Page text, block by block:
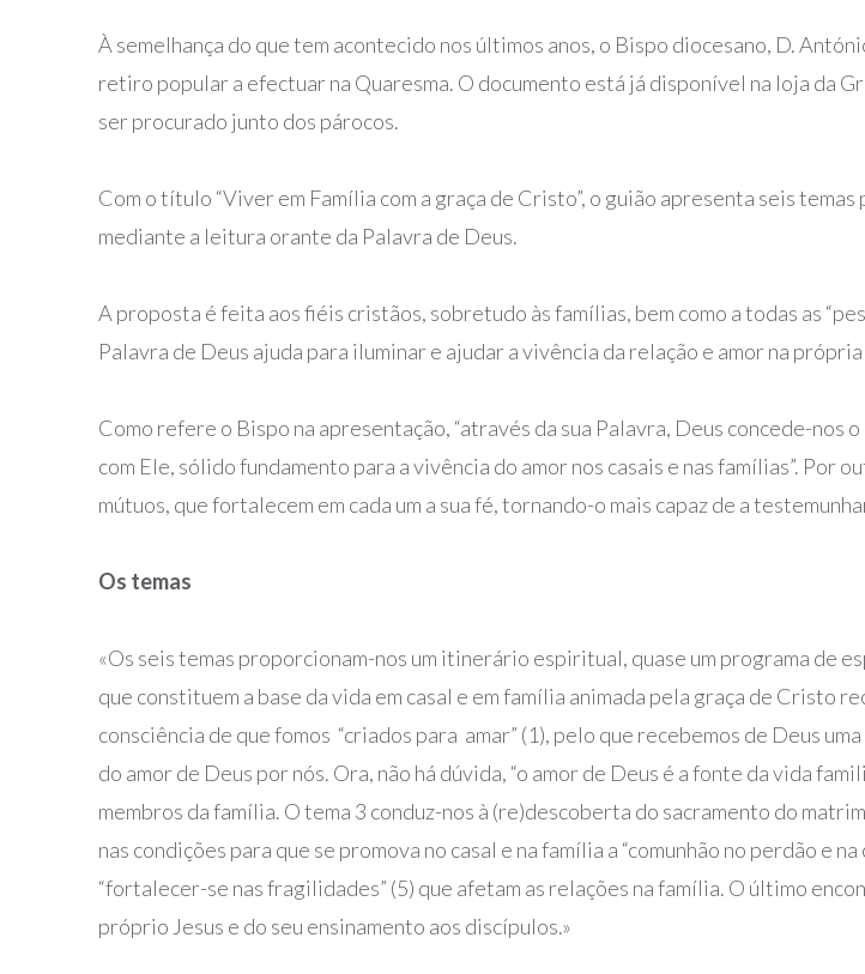
À semelhança do que tem acontecido nos últimos anos, o Bispo diocesano, D.
retiro popular a efectuar na Quaresma. O documento está já disponível na loja da
ser procurado junto dos párocos.
Com o título “Viver em Família com a graça de Cristo”, o guião apresenta seis
mediante a leitura orante da Palavra de Deus.
A proposta é feita aos fiéis cristãos, sobretudo às famílias, bem como a todas as
Palavra de Deus ajuda para iluminar e ajudar a vivência da relação e amor na própria
Como refere o Bispo na apresentação, “através da sua Palavra, Deus concede-nos
com Ele, sólido fundamento para a vivência do amor nos casais e nas famílias”.
mútuos, que fortalecem em cada um a sua fé, tornando-o mais capaz de a
Os temas
«Os seis temas proporcionam-nos um itinerário espiritual, quase um programa de
que constituem a base da vida em casal e em família animada pela graça de Cristo
consciência de que fomos “criados para amar” (1), pelo que recebemos de Deus
do amor de Deus por nós. Ora, não há dúvida, “o amor de Deus é a fonte da vida
membros da família. O tema 3 conduz-nos à (re)descoberta do sacramento do
nas condições para que se promova no casal e na família a “comunhão no perdão e
“fortalecer-se nas fragilidades” (5) que afetam as relações na família. O último
próprio Jesus e do seu ensinamento aos discípulos.»